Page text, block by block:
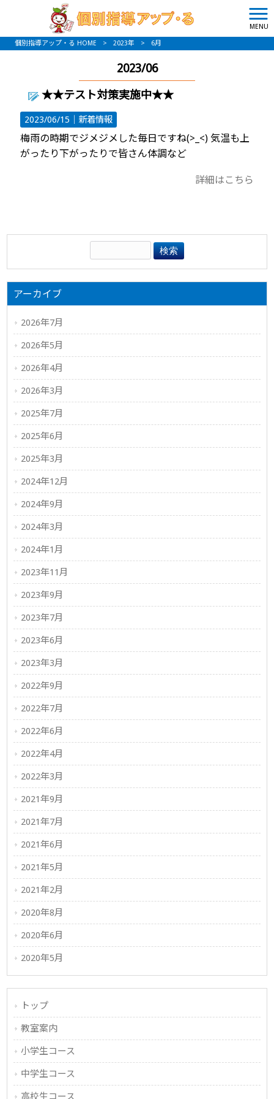
MENU
個別指導アップ・る HOME > 2023年 > 6月
2023/06
★★テスト対策実施中★★
2023/06/15｜ 新着情報
梅雨の時期でジメジメした毎日ですね(>_<) 気温も上
がったり下がったりで皆さん体調など
詳細はこちら
アーカイブ
2026年7月
2026年5月
2026年4月
2026年3月
2025年7月
2025年6月
2025年3月
2024年12月
2024年9月
2024年3月
2024年1月
2023年11月
2023年9月
2023年7月
2023年6月
2023年3月
2022年9月
2022年7月
2022年6月
2022年4月
2022年3月
2021年9月
2021年7月
2021年6月
2021年5月
2021年2月
2020年8月
2020年6月
2020年5月
トップ
教室案内
小学生コース
中学生コース
高校生コース